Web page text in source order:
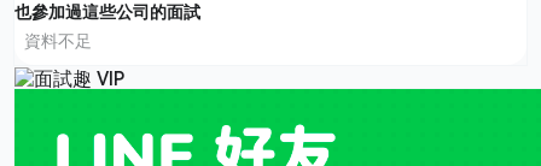
也參加過這些公司的面試
資料不足